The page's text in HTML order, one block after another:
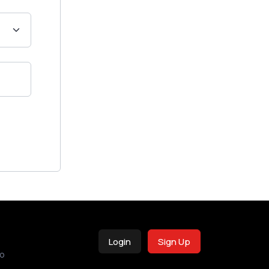
Login Sign Up